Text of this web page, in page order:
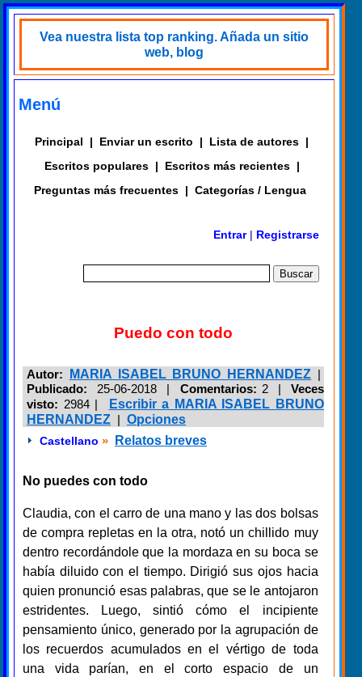
Vea nuestra lista top ranking. Añada un sitio
web, blog
Menú
Principal | Enviar un escrito | Lista de autores |
Escritos populares | Escritos más recientes |
Preguntas más frecuentes | Categorías / Lengua
Entrar| Registrarse
Puedo con todo
Autor: MARIA ISABEL BRUNO HERNANDEZ |
Publicado:
25-06-2018 | Comentarios: 2 |Veces
visto: 2984 |
Escribir a MARIA ISABEL BRUNO
HERNANDEZ | Opciones
Castellano » Relatos breves
No puedes con todo
Claudia, con el carro de una mano y las dos bolsas
de compra repletas en la otra, notó un chillido muy
dentro recordándole que la mordaza en su boca se
había diluido con el tiempo. Dirigió sus ojos hacia
quien pronunció esas palabras, que se le antojaron
estridentes. Luego, sintió cómo el incipiente
pensamiento único, generado por la agrupación de
los recuerdos acumulados en el vértigo de toda
una vida parían, en el corto espacio de un